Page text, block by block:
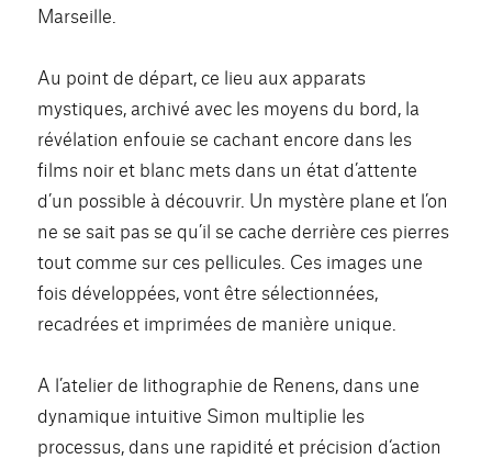
Marseille.
Au point de départ, ce lieu aux apparats
mystiques, archivé avec les moyens du bord, la
révélation enfouie se cachant encore dans les
films noir et blanc mets dans un état d’attente
d’un possible à découvrir. Un mystère plane et l’on
ne se sait pas se qu’il se cache derrière ces pierres
tout comme sur ces pellicules. Ces images une
fois développées, vont être sélectionnées,
recadrées et imprimées de manière unique.
A l’atelier de lithographie de Renens, dans une
dynamique intuitive Simon multiplie les
processus, dans une rapidité et précision d‘action